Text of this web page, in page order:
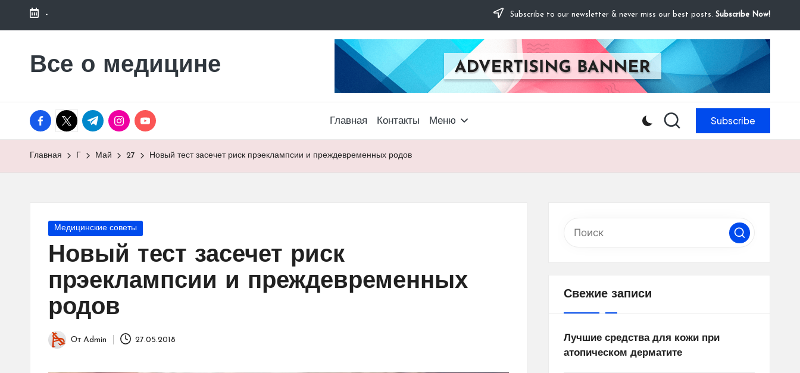
Перейти
содержимому
- Subscribe to our newsletter & never miss our best posts. Subscribe Now!
Все о медицине
Лечитесь
facebook.com
twitter.com
t.me instagram.com
youtube.com Главная Контакты Меню Subscribe
Главная Г Май 27 Новый тест засечет риск прэеклампсии и преждевременных родов
Опубликовано
Медицинские советы
Новый тест засечет риск
прэеклампсии и преждевременных
родов
Запись
От Admin 27.05.2018
Свежие записи
Лучшие средства для кожи при
атопическом дерматите